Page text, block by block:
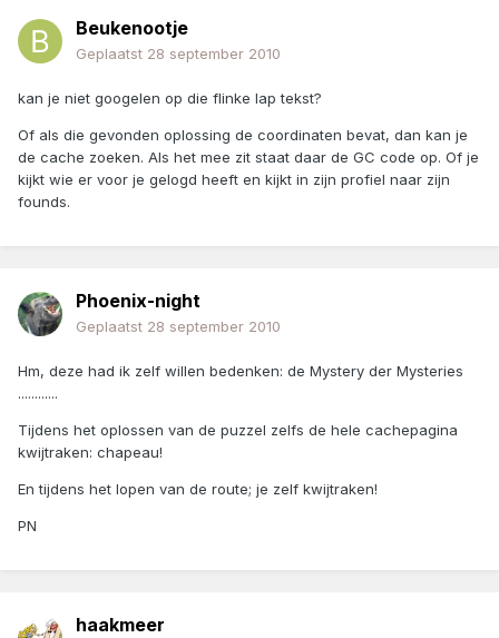
Beukenootje
Geplaatst 28 september 2010
kan je niet googelen op die flinke lap tekst?
Of als die gevonden oplossing de coordinaten bevat, dan kan je
de cache zoeken. Als het mee zit staat daar de GC code op. Of je
kijkt wie er voor je gelogd heeft en kijkt in zijn profiel naar zijn
founds.
Phoenix-night
Geplaatst 28 september 2010
Hm, deze had ik zelf willen bedenken: de Mystery der Mysteries
............
Tijdens het oplossen van de puzzel zelfs de hele cachepagina
kwijtraken: chapeau!
En tijdens het lopen van de route; je zelf kwijtraken!
PN
haakmeer